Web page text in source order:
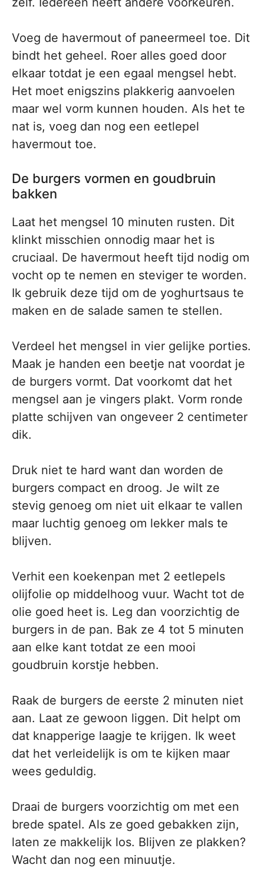
Voeg de havermout of paneermeel toe. Dit
bindt het geheel. Roer alles goed door
elkaar totdat je een egaal mengsel hebt.
Het moet enigszins plakkerig aanvoelen
maar wel vorm kunnen houden. Als het te
nat is, voeg dan nog een eetlepel
havermout toe.
De burgers vormen en goudbruin
bakken
Laat het mengsel 10 minuten rusten. Dit
klinkt misschien onnodig maar het is
cruciaal. De havermout heeft tijd nodig om
vocht op te nemen en steviger te worden.
Ik gebruik deze tijd om de yoghurtsaus te
maken en de salade samen te stellen.
Verdeel het mengsel in vier gelijke porties.
Maak je handen een beetje nat voordat je
de burgers vormt. Dat voorkomt dat het
mengsel aan je vingers plakt. Vorm ronde
platte schijven van ongeveer 2 centimeter
dik.
Druk niet te hard want dan worden de
burgers compact en droog. Je wilt ze
stevig genoeg om niet uit elkaar te vallen
maar luchtig genoeg om lekker mals te
blijven.
Verhit een koekenpan met 2 eetlepels
olijfolie op middelhoog vuur. Wacht tot de
olie goed heet is. Leg dan voorzichtig de
burgers in de pan. Bak ze 4 tot 5 minuten
aan elke kant totdat ze een mooi
goudbruin korstje hebben.
Raak de burgers de eerste 2 minuten niet
aan. Laat ze gewoon liggen. Dit helpt om
dat knapperige laagje te krijgen. Ik weet
dat het verleidelijk is om te kijken maar
wees geduldig.
Draai de burgers voorzichtig om met een
brede spatel. Als ze goed gebakken zijn,
laten ze makkelijk los. Blijven ze plakken?
Wacht dan nog een minuutje.